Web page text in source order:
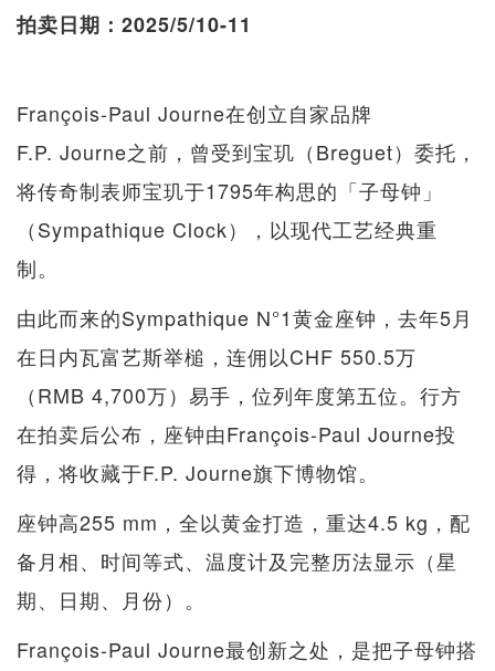
拍卖日期：2025/5/10-11
François-Paul Journe在创立自家品牌
F.P. Journe之前，曾受到宝玑（Breguet）委托，
将传奇制表师宝玑于1795年构思的「子母钟」
（Sympathique Clock），以现代工艺经典重
制。
由此而来的Sympathique N°1黄金座钟，去年5月
在日内瓦富艺斯举槌，连佣以CHF 550.5万
（RMB 4,700万）易手，位列年度第五位。行方
在拍卖后公布，座钟由François-Paul Journe投
得，将收藏于F.P. Journe旗下博物馆。
座钟高255 mm，全以黄金打造，重达4.5 kg，配
备月相、时间等式、温度计及完整历法显示（星
期、日期、月份）。
François-Paul Journe最创新之处，是把子母钟搭